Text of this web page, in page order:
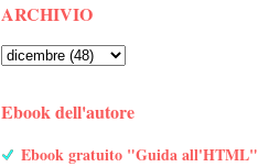
ARCHIVIO
Ebook dell'autore
Ebook gratuito "Guida all'HTML"